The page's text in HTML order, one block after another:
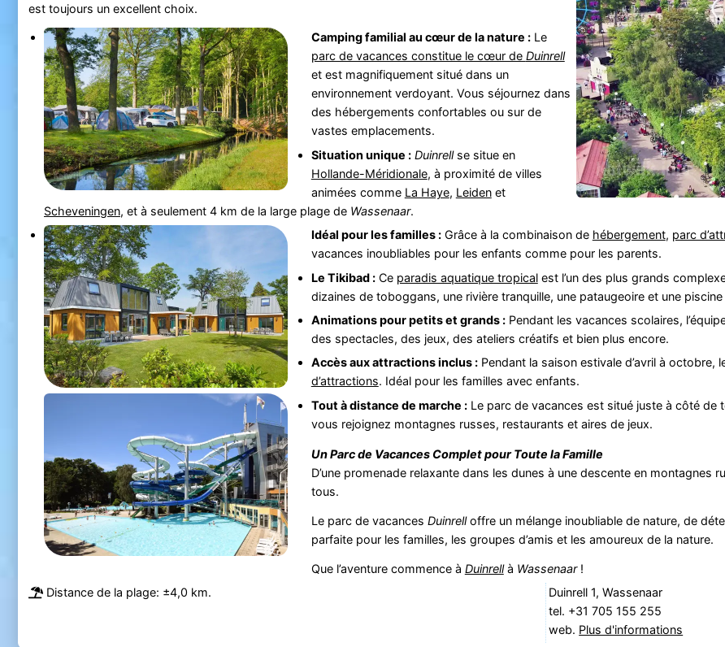
est toujours un excellent choix.
Camping familial au cœur de la nature :Le
parc de vacances constitue le cœur de Duinrell
et est magnifiquement situé dans un
environnement verdoyant. Vous séjournez dans
des hébergements confortables ou sur de
vastes emplacements.
Situation unique : Duinrellse situe en
Hollande-Méridionale, à proximité de villes
animées comme La Haye, Leidenet
Scheveningen, et à seulement 4 km de la large plage de Wassenaar.
Idéal pour les familles :Grâce à la combinaison de hébergement, parc
vacances inoubliables pour les enfants comme pour les parents.
Le Tikibad :Ce paradis aquatique tropicalest l’un des plus grands
dizaines de toboggans, une rivière tranquille, une pataugeoire et une piscine
Animations pour petits et grands :Pendant les vacances scolaires,
des spectacles, des jeux, des ateliers créatifs et bien plus encore.
Accès aux attractions inclus :Pendant la saison estivale d’avril à octobre,
d’attractions. Idéal pour les familles avec enfants.
Tout à distance de marche :Le parc de vacances est situé juste à côté de
vous rejoignez montagnes russes, restaurants et aires de jeux.
Un Parc de Vacances Complet pour Toute la Famille
D’une promenade relaxante dans les dunes à une descente en montagnes
tous.
Le parc de vacances Duinrelloffre un mélange inoubliable de nature, de
parfaite pour les familles, les groupes d’amis et les amoureux de la nature.
Que l’aventure commence à Duinrellà Wassenaar!
Distance de la plage: ±4,0 km.
Duinrell 1, Wassenaar
tel. +31 705 155 255
web. Plus d'informations